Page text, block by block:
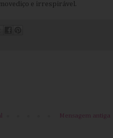
e irrespirável.
Mensagem antiga